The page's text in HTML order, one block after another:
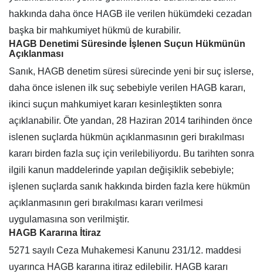
hakkında daha önce HAGB ile verilen hükümdeki cezadan
başka bir mahkumiyet hükmü de kurabilir.
HAGB Denetimi Süresinde İşlenen Suçun Hükmünün
Açıklanması
Sanık, HAGB denetim süresi sürecinde yeni bir suç islerse,
daha önce islenen ilk suç sebebiyle verilen HAGB kararı,
ikinci suçun mahkumiyet kararı kesinleştikten sonra
açıklanabilir. Öte yandan, 28 Haziran 2014 tarihinden önce
islenen suçlarda hükmün açıklanmasının geri bırakılması
kararı birden fazla suç için verilebiliyordu. Bu tarihten sonra
ilgili kanun maddelerinde yapılan değişiklik sebebiyle;
işlenen suçlarda sanık hakkında birden fazla kere hükmün
açıklanmasının geri bırakılması kararı verilmesi
uygulamasına son verilmiştir.
HAGB Kararına İtiraz
5271 sayılı Ceza Muhakemesi Kanunu 231/12. maddesi
uyarınca HAGB kararına itiraz edilebilir. HAGB kararı